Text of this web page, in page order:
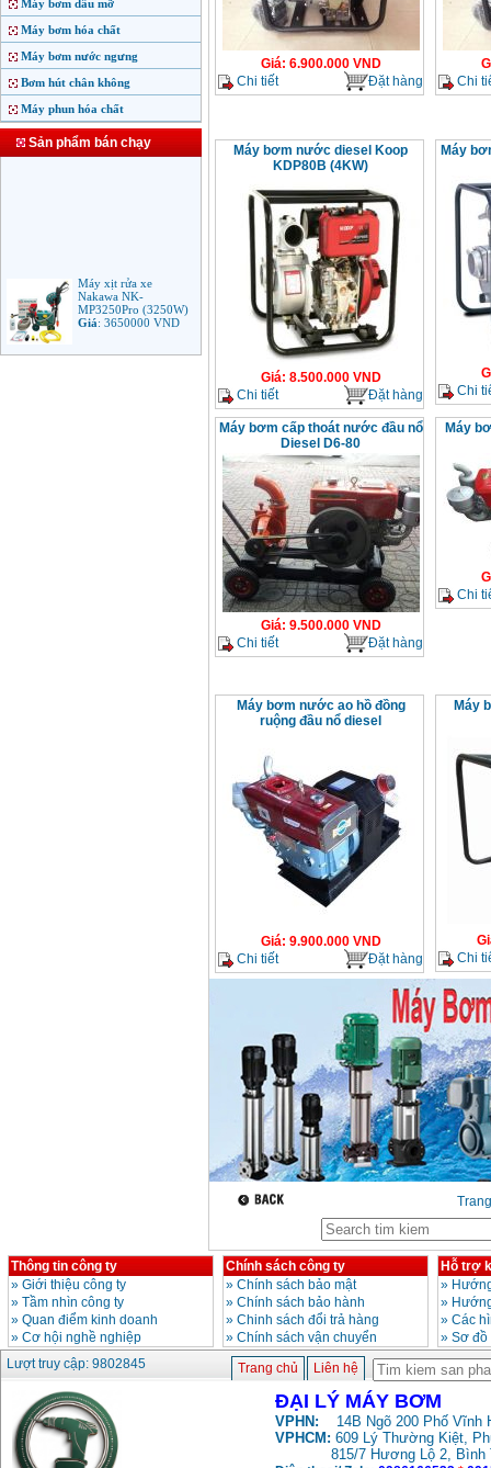
Máy bơm dầu mỡ
Máy bơm hóa chất
Máy bơm nước ngưng
Bơm hút chân không
Máy phun hóa chất
Sản phẩm bán chạy
Máy xịt rửa xe
Nakawa NK-
MP3250Pro (3250W)
Giá:3650000VND
Giá: 6.900.000VND
Chi tiết
Đặt hàng
Chi
Máy bơm nước diesel Koop
KDP80B (4KW)
Giá: 8.500.000VND
Chi tiết
Đặt hàng
Máy
Chi
Máy bơm cấp thoát nước đầu nổ
Diesel D6-80
Giá: 9.500.000VND
Chi tiết
Đặt hàng
Máy
Chi
Máy bơm nước ao hồ đồng
ruộng đầu nổ diesel
Giá: 9.900.000VND
Chi tiết
Đặt hàng
Máy
Chi
Thông tin công ty
» Giới thiệu công ty
» Tầm nhìn công ty
» Quan điểm kinh doanh
» Cơ hội nghề nghiệp
Chính sách công ty
» Chính sách bảo mật
» Chính sách bảo hành
» Chinh sách đổi trả hàng
» Chính sách vận chuyển
Hỗ trợ
»
»
» Các
» Sơ
Lượt truy cập: 9802845
Trang chủ Liên hệ
ĐẠI LÝ MÁY BƠM
VPHN: 14B Ngõ 200 Phố Vĩnh
VPHCM: 609 Lý Thường Kiệt,
815/7 Hương Lộ 2, Bình